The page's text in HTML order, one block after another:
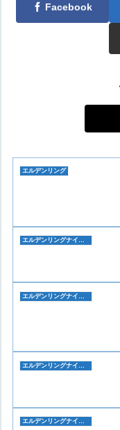
Facebook
エルデンリング
エルデンリングナイトレイン